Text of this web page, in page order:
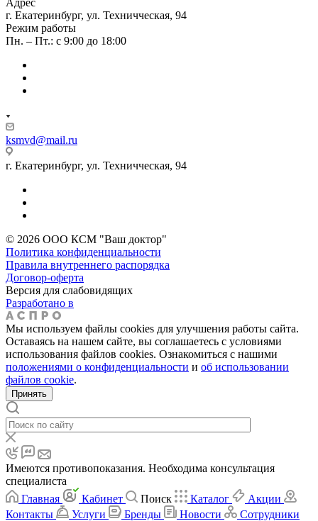
г. Екатеринбург, ул. Техничческая, 94
Режим работы
Пн. – Пт.: с 9:00 до 18:00
ksmvd@mail.ru
г. Екатеринбург, ул. Техничческая, 94
© 2026 ООО КСМ "Ваш доктор"
Политика конфиденциальности
Правила внутреннего распорядка
Договор-оферта
Версия для слабовидящих
Разработано в
Мы используем файлы cookies для улучшения работы сайта.
Оставаясь на нашем сайте, вы соглашаетесь с условиями
использования файлов cookies. Ознакомиться с нашими
положениями о конфиденциальности и об использовании
файлов cookie.
Принять
Имеются противопоказания. Необходима консультация
специалиста
Главная
Кабинет Поиск Каталог
Акции
Контакты
Услуги Бренды Новости
Сотрудники